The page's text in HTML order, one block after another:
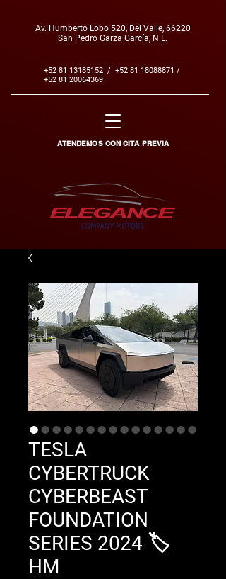
Av. Humberto Lobo 520, Del Valle, 66220
San Pedro Garza García, N.L.
+52 81 13185152 / +52 81 18088871 /
+52 81 20064369
ATENDEMOS CON CITA PREVIA
TESLA
CYBERTRUCK
CYBERBEAST
FOUNDATION
SERIES 2024 🏷️
HM